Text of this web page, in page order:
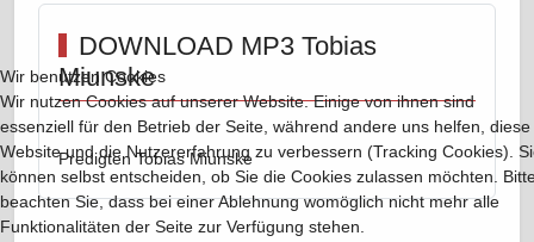
DOWNLOAD MP3 Tobias
Miunske
Predigten Tobias Miunske
Wir benutzen Cookies
Wir nutzen Cookies auf unserer Website. Einige von ihnen sind
essenziell für den Betrieb der Seite, während andere uns helfen, diese
Website und die Nutzererfahrung zu verbessern (Tracking Cookies).
können selbst entscheiden, ob Sie die Cookies zulassen möchten.
beachten Sie, dass bei einer Ablehnung womöglich nicht mehr alle
Funktionalitäten der Seite zur Verfügung stehen.